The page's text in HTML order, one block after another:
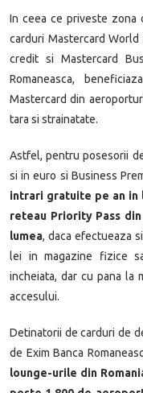
In ceea ce priveste zona
carduri Mastercard
credit si Mastercard
Romaneasca,
Mastercard din
tara si strainatate.
Astfel, pentru posesorii
si in euro si Business
intrari gratuite pe an in
reteau Priority Pass
lumea, daca efectueaza
lei in magazine fizice
incheiata, dar cu pana la
accesului.
Detinatorii de carduri de
de Exim Banca
lounge-urile din